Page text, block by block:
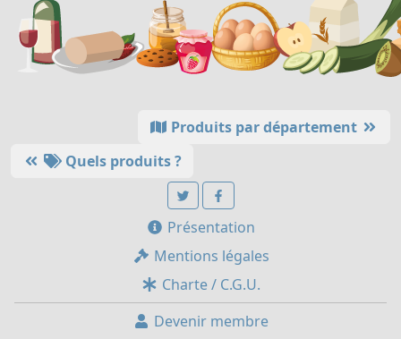
Produits par département
Quels produits ?
Présentation
Mentions légales
Charte / C.G.U.
Devenir membre